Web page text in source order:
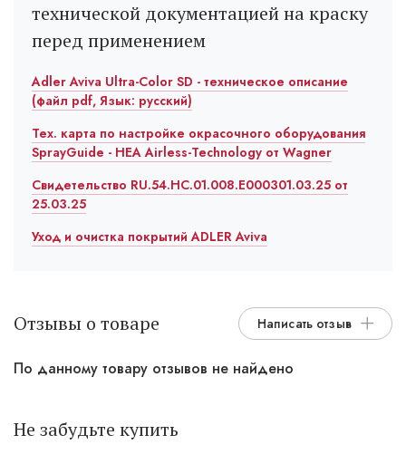
технической документацией на краску
перед применением
Adler Aviva Ultra-Color SD - техническое описание
(файл pdf, Язык: русский)
Тех. карта по настройке окрасочного оборудования
SprayGuide - HEA Airless-Technology от Wagner
Свидетельство RU.54.HC.01.008.E000301.03.25 от
25.03.25
Уход и очистка покрытий ADLER Aviva
Отзывы о товаре Написать отзыв
По данному товару отзывов не найдено
Не забудьте купить